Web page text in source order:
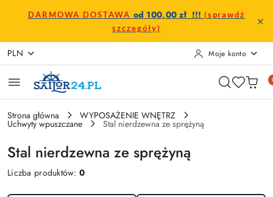
Przejdź do treści głównej
Przejdź do wyszukiwarki
Przejdź do moje konto
Przejdź do menu głównego
Przejdź do stopki
DARMOWA DOSTAWA od 100,00 zł !!! (sprawdź
szczegóły)
PLN Moje konto
Strona główna WYPOSAŻENIE WNĘTRZ
Uchwyty wpuszczane Stal nierdzewna ze sprężyną
Stal nierdzewna ze sprężyną
Liczba produktów:0